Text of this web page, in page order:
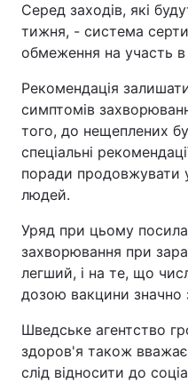
Серед заходів, які
тижня, - система
обмеження на участь
Рекомендація
симптомів
того, до нещеплених
спеціальні
поради продовжувати
людей.
Уряд при цьому
захворювання при
легший, і на те, що
дозою вакцини значно
Шведське агентство
здоров'я також
слід відносити до